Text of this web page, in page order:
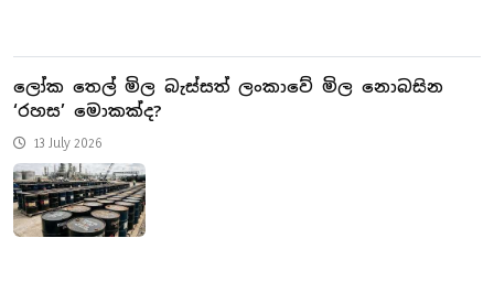
ලෝක තෙල් මිල බැස්සත් ලංකාවේ මිල නොබසින
‘රහස’ මොකක්ද?
13 July 2026